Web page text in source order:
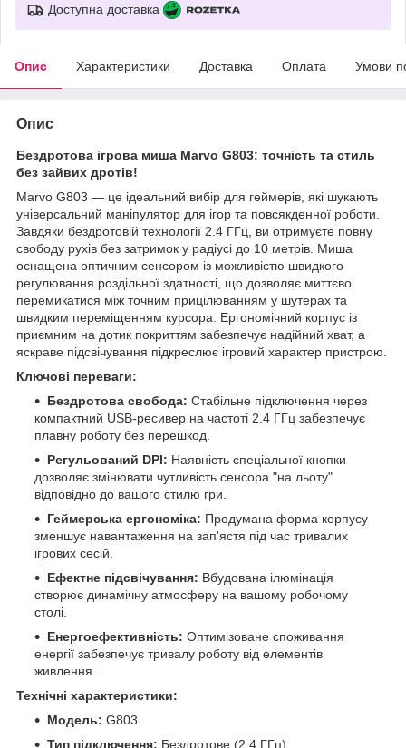
Доступна доставка
Опис Характеристики Доставка Оплата Умови
Опис
Бездротова ігрова миша Marvo G803: точність та стиль
без зайвих дротів!
Marvo G803 — це ідеальний вибір для геймерів, які шукають
універсальний маніпулятор для ігор та повсякденної роботи.
Завдяки бездротовій технології 2.4 ГГц, ви отримуєте повну
свободу рухів без затримок у радіусі до 10 метрів. Миша
оснащена оптичним сенсором із можливістю швидкого
регулювання роздільної здатності, що дозволяє миттєво
перемикатися між точним прицілюванням у шутерах та
швидким переміщенням курсора. Ергономічний корпус із
приємним на дотик покриттям забезпечує надійний хват, а
яскраве підсвічування підкреслює ігровий характер пристрою.
Ключові переваги:
Бездротова свобода: Стабільне підключення через
компактний USB-ресивер на частоті 2.4 ГГц забезпечує
плавну роботу без перешкод.
Регульований DPI: Наявність спеціальної кнопки
дозволяє змінювати чутливість сенсора "на льоту"
відповідно до вашого стилю гри.
Геймерська ергономіка: Продумана форма корпусу
зменшує навантаження на зап'ястя під час тривалих
ігрових сесій.
Ефектне підсвічування: Вбудована ілюмінація
створює динамічну атмосферу на вашому робочому
столі.
Енергоефективність: Оптимізоване споживання
енергії забезпечує тривалу роботу від елементів
живлення.
Технічні характеристики:
Модель: G803.
Тип підключення: Бездротове (2.4 ГГц).